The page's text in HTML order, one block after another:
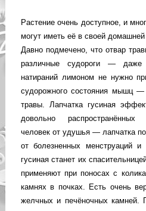
Растение очень доступное, и
могут иметь её в своей домашней
Давно подмечено, что отвар
различные судороги — даже
натираний лимоном не нужно
судорожного состояния мышц —
травы. Лапчатка гусиная
довольно распространённых
человек от удушья — лапчатка
от болезненных менструаций
гусиная станет их
применяют при поносах с
камнях в почках. Есть очень
желчных и печёночных камней.